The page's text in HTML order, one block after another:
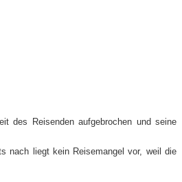
des Reisenden aufgebrochen und seine
nach liegt kein Reisemangel vor, weil die